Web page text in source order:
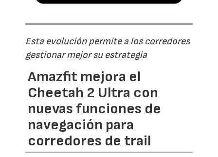
Esta evolución permite a los corredores
gestionar mejor su estrategia
Amazfit mejora el
Cheetah 2 Ultra con
nuevas funciones de
navegación para
corredores de trail